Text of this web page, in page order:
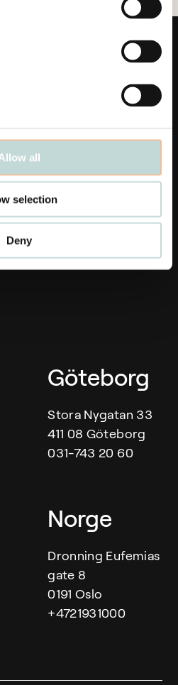
all
selection
Deny
Göteborg
Stora Nygatan 33
411 08 Göteborg
031-743 20 60
Norge
Dronning Eufemias
gate 8
0191 Oslo
+4721931000